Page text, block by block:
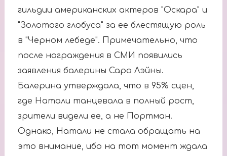
гильдии американских актеров "Оскара" и
"Золотого глобуса" за ее блестящую роль
в "Черном лебеде". Примечательно, что
после награждения в СМИ появились
заявления балерины Сара Лэйны.
Балерина утверждала, что в 95% сцен,
где Натали танцевала в полный рост,
зрители видели ее, а не Портман.
Однако, Натали не стала обращать на
это внимание, ибо на тот момент ждала